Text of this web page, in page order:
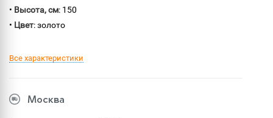
• Высота, см: 150
• Цвет: золото
Все характеристики
Москва